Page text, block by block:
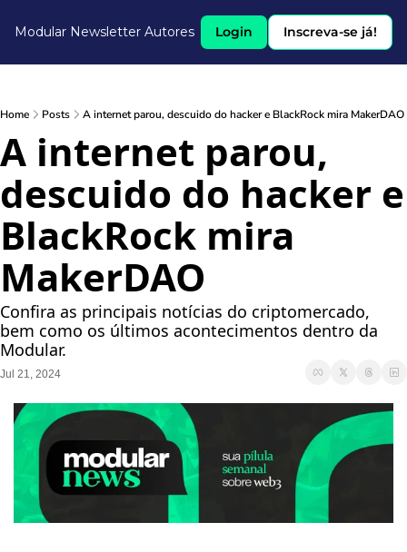
Modular Newsletter Autores Login Inscreva-se já!
Home Posts A internet parou, descuido do hacker e BlackRock mira MakerDAO
A internet parou,
descuido do hacker e
BlackRock mira
MakerDAO
Confira as principais notícias do criptomercado,
bem como os últimos acontecimentos dentro da
Modular.
Jul 21, 2024